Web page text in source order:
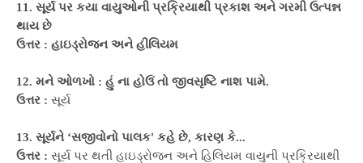
11. સૂર્ય પર કયા વાયુઓની પ્રક્રિયાથી પ્રકાશ અને ગરમી ઉત્પન્ન
થાય છે
ઉત્તર : હાઇડ્રોજન અને હીલિયમ
12. મને ઓળખો : હું ના હોઉં તો જીવસૃષ્ટિ નાશ પામે.
ઉત્તર : સૂર્ય
13. સૂર્યને ‘સજીવોનો પાલક' કહે છે, કારણ કે...
ઉત્તર : સૂર્ય પર થતી હાઇડ્રોજન અને હિલિયમ વાયુની પ્રક્રિયાથી